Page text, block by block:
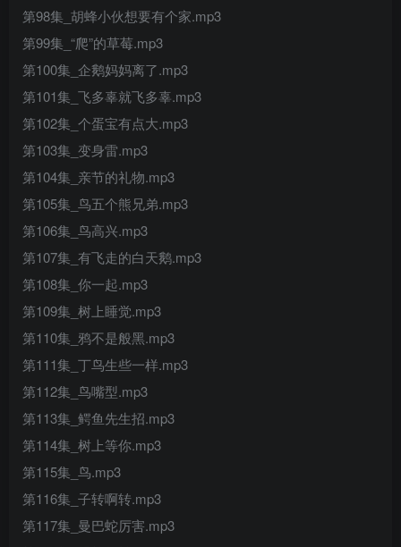
第98集_胡蜂小伙想要有个家.mp3
第99集_“爬”的草莓.mp3
第100集_企鹅妈妈离了.mp3
第101集_飞多辜就飞多辜.mp3
第102集_个蛋宝有点大.mp3
第103集_变身雷.mp3
第104集_亲节的礼物.mp3
第105集_鸟五个熊兄弟.mp3
第106集_鸟高兴.mp3
第107集_有飞走的白天鹅.mp3
第108集_你一起.mp3
第109集_树上睡觉.mp3
第110集_鸦不是般黑.mp3
第111集_丁鸟生些一样.mp3
第112集_鸟嘴型.mp3
第113集_鳄鱼先生招.mp3
第114集_树上等你.mp3
第115集_鸟.mp3
第116集_子转啊转.mp3
第117集_曼巴蛇厉害.mp3